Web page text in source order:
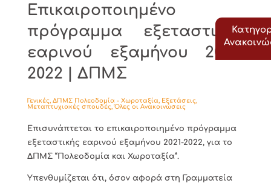
Επικαιροποιημένο
πρόγραμμα εξεταστικής
εαρινού εξαμήνου 2021-
2022 | ΔΠΜΣ
Γενικές, ΔΠΜΣ Πολεοδομία - Χωροταξία, Εξετάσεις,
Μεταπτυχιακές σπουδές,Όλες οι Ανακοινώσεις
Επισυνάπτεται το επικαιροποιημένο πρόγραμμα
εξεταστικής εαρινού εξαμήνου 2021-2022, για το
ΔΠΜΣ “Πολεοδομία και Χωροταξία”.
Υπενθυμίζεται ότι, όσον αφορά στη Γραμματεία